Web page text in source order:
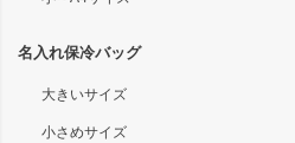
名入れ保冷バッグ
大きいサイズ
小さめサイズ